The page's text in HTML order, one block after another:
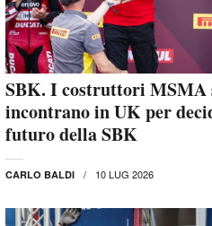
SBK. I costruttori MSMA
incontrano in UK per
futuro della SBK
CARLO BALDI 10 LUG 2026